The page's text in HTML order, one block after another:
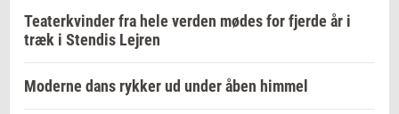
Teaterkvinder fra hele verden mødes for fjerde år i
træk i Stendis Lejren
Moderne dans rykker ud under åben himmel